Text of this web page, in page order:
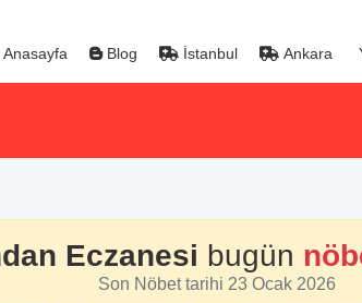
Anasayfa Blog İstanbul Ankara
Eczanesi bugün
Son Nöbet tarihi 23 Ocak 2026